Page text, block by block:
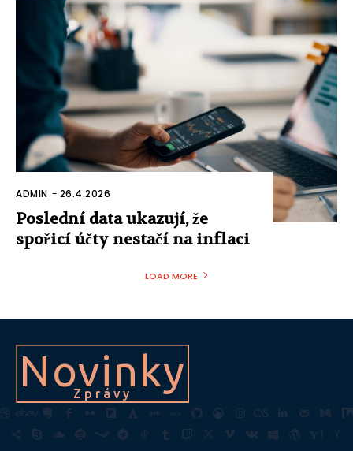
ADMIN - 26.4.2026
Poslední data ukazují, že
spořicí účty nestačí na inflaci
LOAD MORE
Novinky
Zprávy